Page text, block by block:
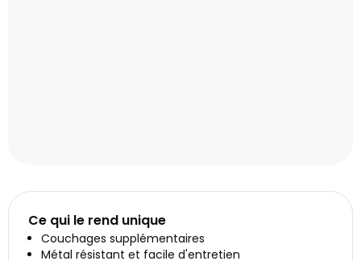
Ce qui le rend unique
Couchages supplémentaires
Métal résistant et facile d'entretien